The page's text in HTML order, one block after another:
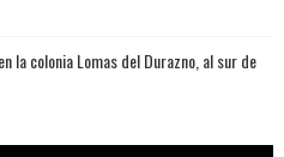
la colonia Lomas del Durazno, al sur de